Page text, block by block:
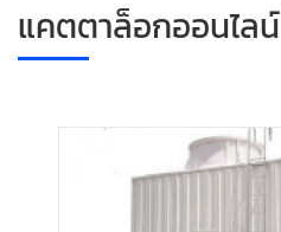
แคตตาล็อกออนไลน์